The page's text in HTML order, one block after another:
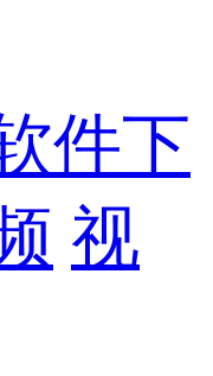
件下
视